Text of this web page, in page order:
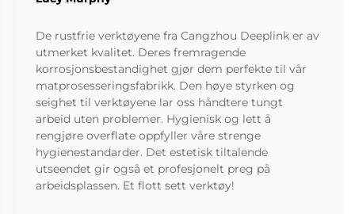
De rustfrie verktøyene fra Cangzhou Deeplink er av
utmerket kvalitet. Deres fremragende
korrosjonsbestandighet gjør dem perfekte til vår
matprosesseringsfabrikk. Den høye styrken og
seighet til verktøyene lar oss håndtere tungt
arbeid uten problemer. Hygienisk og lett å
rengjøre overflate oppfyller våre strenge
hygienestandarder. Det estetisk tiltalende
utseendet gir også et profesjonelt preg på
arbeidsplassen. Et flott sett verktøy!